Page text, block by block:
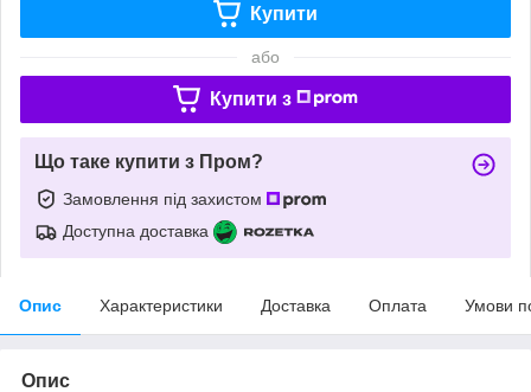
Купити
або
Купити з
Що таке купити з Пром?
Замовлення під захистом
Доступна доставка
Опис Характеристики Доставка Оплата Умови
Опис